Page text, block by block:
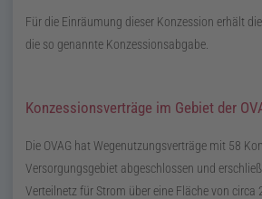
Für die Einräumung dieser Konzession erhält
die so genannte Konzessionsabgabe.
Konzessionsverträge im Gebiet der
Die OVAG hat Wegenutzungsverträge mit 58
Versorgungsgebiet abgeschlossen und
Verteilnetz für Strom über eine Fläche von circa